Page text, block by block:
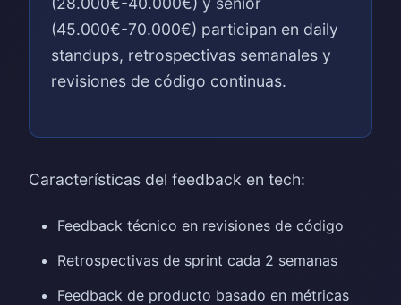
(45.000€-70.000€) participan en daily
standups, retrospectivas semanales y
revisiones de código continuas.
Características del feedback en tech:
Feedback técnico en revisiones de código
Retrospectivas de sprint cada 2 semanas
Feedback de producto basado en métricas